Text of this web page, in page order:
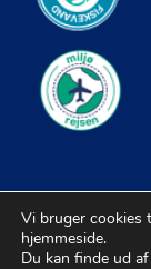
Vi bruger cookies
hjemmeside.
Du kan finde ud